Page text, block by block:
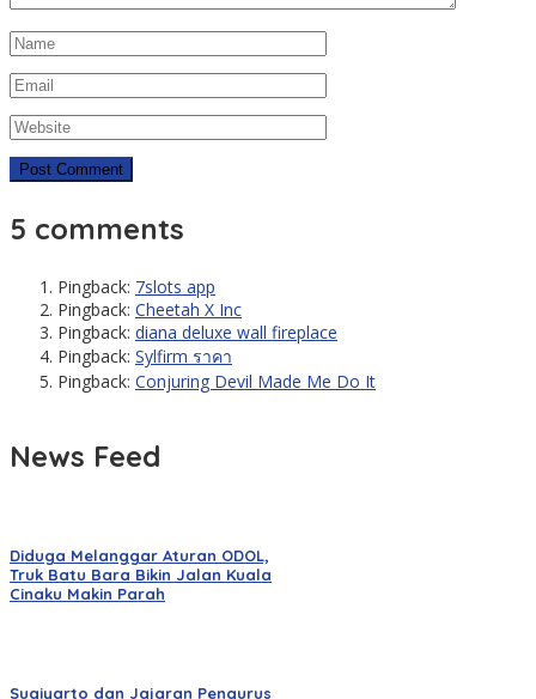
5 comments
Pingback: 7slots app
Pingback: Cheetah X Inc
Pingback: diana deluxe wall fireplace
Pingback: Sylfirm ราคา
Pingback: Conjuring Devil Made Me Do It
News Feed
Diduga Melanggar Aturan ODOL,
Truk Batu Bara Bikin Jalan Kuala
Cinaku Makin Parah
Sugiyarto dan Jajaran Pengurus